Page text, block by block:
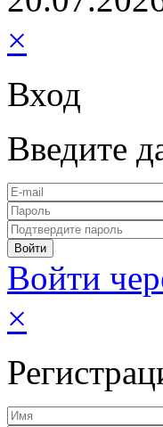
×
Вход
Введите
Войти
×